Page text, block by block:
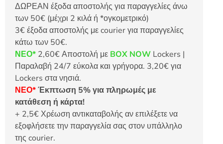
ΔΩΡΕΑΝ έξοδα αποστολής για παραγγελίες άνω
των 50€ (μέχρι 2 κιλά ή *ογκομετρικό)
3€ έξοδα αποστολής με courier για παραγγελίες
κάτω των 50€.
ΝΕΟ* 2,60€ Αποστολή με BOX NOW Lockers |
Παραλαβή 24/7 εύκολα και γρήγορα. 3,20€ για
Lockers στα νησιά.
ΝΕΟ*Έκπτωση 5% για πληρωμές με
κατάθεση ή κάρτα!
+ 2,5€ Χρέωση αντικαταβολής αν επιλέξετε να
εξοφλήσετε την παραγγελία σας στον υπάλληλο
της courier.